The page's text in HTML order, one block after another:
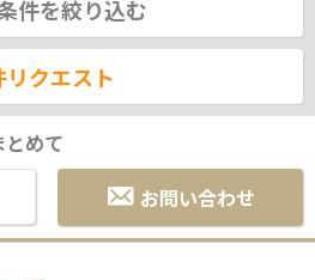
件を絞り込む
リクエスト
めて
お問い合わせ